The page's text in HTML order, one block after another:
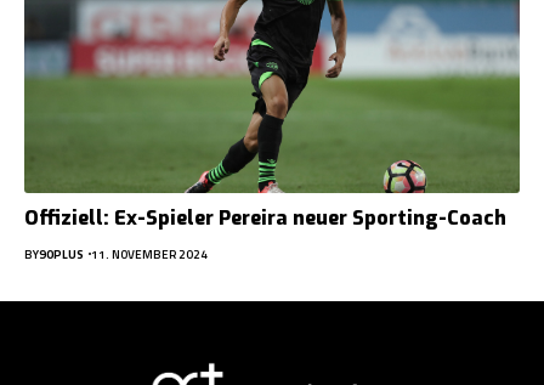
Offiziell: Ex-Spieler Pereira neuer Sporting-Coach
BY90PLUS 11. NOVEMBER 2024